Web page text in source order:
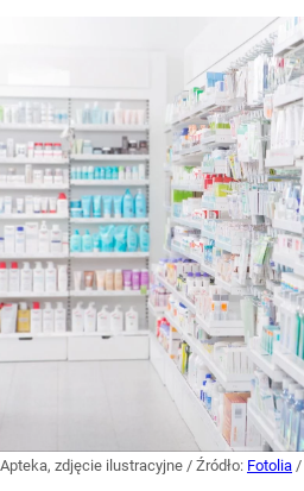
Apteka, zdjęcie ilustracyjne / Źródło: Fotolia /